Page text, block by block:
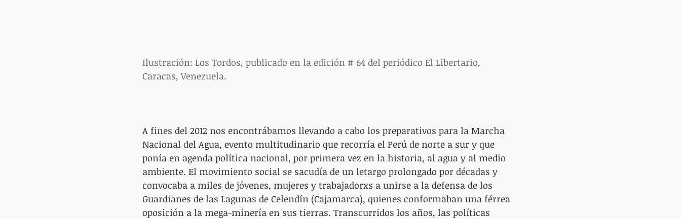
Ilustración: Los Tordos, publicado en la edición # 64 del periódico El Libertario,
Caracas, Venezuela.
A fines del 2012 nos encontrábamos llevando a cabo los preparativos para la Marcha
Nacional del Agua, evento multitudinario que recorría el Perú de norte a sur y que
ponía en agenda política nacional, por primera vez en la historia, al agua y al medio
ambiente. El movimiento social se sacudía de un letargo prolongado por décadas y
convocaba a miles de jóvenes, mujeres y trabajadorxs a unirse a la defensa de los
Guardianes de las Lagunas de Celendín (Cajamarca), quienes conformaban una férrea
oposición a la mega-minería en sus tierras. Transcurridos los años, las políticas